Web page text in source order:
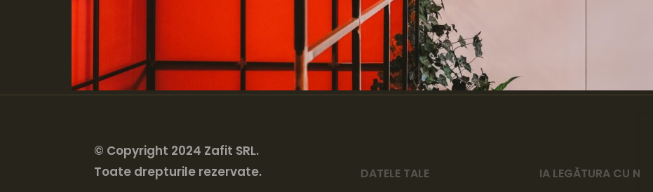
© Copyright 2024 Zafit SRL.
Toate drepturile rezervate.
DATELE TALE IA LEGĂTURA CU NOI